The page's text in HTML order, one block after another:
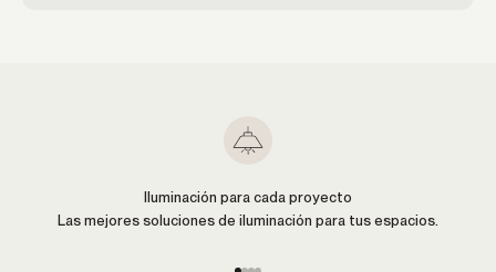
Iluminación para cada proyecto
Las mejores soluciones de iluminación para tus espacios.